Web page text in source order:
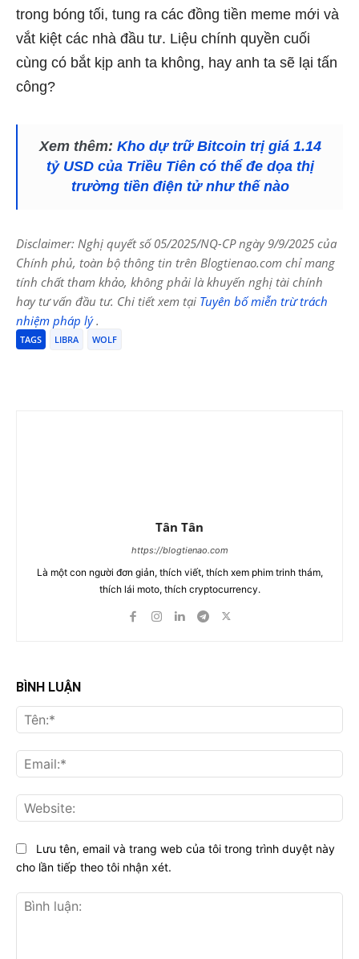
trong bóng tối, tung ra các đồng tiền meme mới và
vắt kiệt các nhà đầu tư. Liệu chính quyền cuối
cùng có bắt kịp anh ta không, hay anh ta sẽ lại tấn
công?
Xem thêm: Kho dự trữ Bitcoin trị giá 1.14
tỷ USD của Triều Tiên có thể đe dọa thị
trường tiền điện tử như thế nào
Disclaimer: Nghị quyết số 05/2025/NQ-CP ngày 9/9/2025 của
Chính phủ, toàn bộ thông tin trên Blogtienao.com chỉ mang
tính chất tham khảo, không phải là khuyến nghị tài chính
hay tư vấn đầu tư. Chi tiết xem tại Tuyên bố miễn trừ trách
nhiệm pháp lý.
TAGS LIBRA WOLF
Tân Tân
https://blogtienao.com
Là một con người đơn giản, thích viết, thích xem phim trinh thám,
thích lái moto, thích cryptocurrency.
BÌNH LUẬN
Lưu tên, email và trang web của tôi trong trình duyệt này
cho lần tiếp theo tôi nhận xét.